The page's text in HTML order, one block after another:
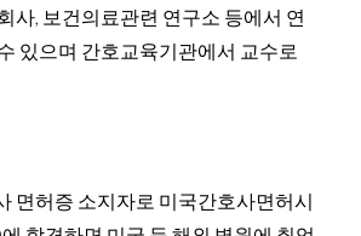
사, 보건의료관련 연구소 등에서 연
있으며 간호교육기관에서 교수로
면허증 소지자로 미국간호사면허시